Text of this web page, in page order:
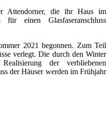
Attendorner, die ihr Haus im
einen Glasfaseranschluss
2021 begonnen. Zum Teil
verlegt. Die durch den Winter
der verbliebenen
der Häuser werden im Frühjahr